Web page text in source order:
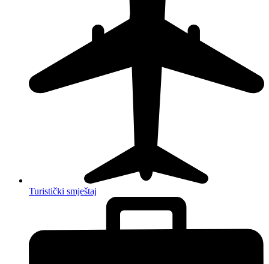
Turistički smještaj